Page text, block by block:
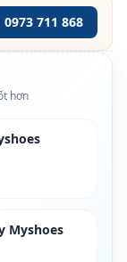
0973 711 868
hơn
Myshoes